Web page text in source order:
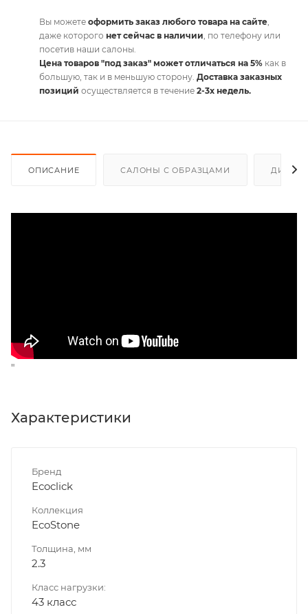
Вы можете оформить заказ любого товара на сайте,
даже которого нет сейчас в наличии, по телефону или
посетив наши салоны.
Цена товаров "под заказ" может отличаться на 5% как в
большую, так и в меньшую сторону. Доставка заказных
позиций осуществляется в течение 2-3х недель.
ОПИСАНИЕ САЛОНЫ С ОБРАЗЦАМИ
"
Характеристики
Бренд
Ecoclick
Коллекция
EcoStone
Толщина, мм
2.3
Класс нагрузки:
43 класс